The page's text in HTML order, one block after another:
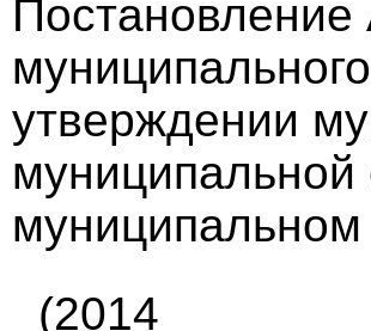
Постановление
утверждении
муниципальном
(2014